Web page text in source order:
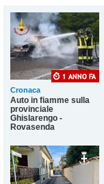
Cronaca
Auto in fiamme sulla
provinciale
Ghislarengo -
Rovasenda